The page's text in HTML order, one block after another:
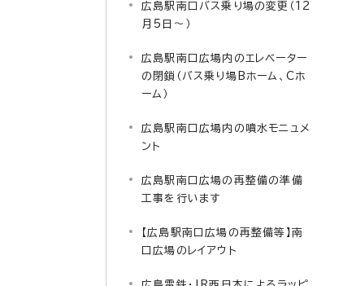
広島駅南口バス乗り場の変更（12
月5日～）
広島駅南口広場内のエレベーター
の閉鎖（バス乗り場Bホーム、Cホ
ーム）
広島駅南口広場内の噴水モニュメ
ント
広島駅南口広場の再整備の準備
工事を行います
【広島駅南口広場の再整備等】南
口広場のレイアウト